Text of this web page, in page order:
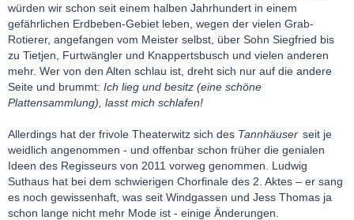
würden wir schon seit einem halben Jahrhundert in einem
gefährlichen Erdbeben-Gebiet leben, wegen der vielen Grab-
Rotierer, angefangen vom Meister selbst, über Sohn Siegfried bis
zu Tietjen, Furtwängler und Knappertsbusch und vielen anderen
mehr. Wer von den Alten schlau ist, dreht sich nur auf die andere
Seite und brummt: Ich lieg und besitz (eine schöne
Plattensammlung), lasst mich schlafen!
Allerdings hat der frivole Theaterwitz sich des Tannhäuser seit je
weidlich angenommen - und offenbar schon früher die genialen
Ideen des Regisseurs von 2011 vorweg genommen. Ludwig
Suthaus hat bei dem schwierigen Chorfinale des 2. Aktes – er sang
es noch gewissenhaft, was seit Windgassen und Jess Thomas ja
schon lange nicht mehr Mode ist - einige Änderungen.